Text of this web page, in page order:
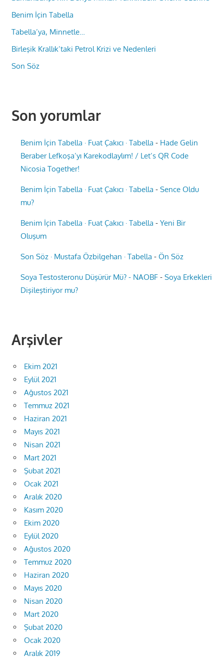
Benim İçin Tabella
Tabella’ya, Minnetle…
Birleşik Krallık’taki Petrol Krizi ve Nedenleri
Son Söz
Son yorumlar
Benim İçin Tabella · Fuat Çakıcı · Tabella - Hade Gelin
Beraber Lefkoşa’yı Karekodlaylım! / Let’s QR Code
Nicosia Together!
Benim İçin Tabella · Fuat Çakıcı · Tabella -Sence Oldu
mu?
Benim İçin Tabella · Fuat Çakıcı · Tabella -Yeni Bir
Oluşum
Son Söz · Mustafa Özbilgehan · Tabella -Ön Söz
Soya Testosteronu Düşürür Mü? - NAOBF -Soya Erkekleri
Dişileştiriyor mu?
Arşivler
Ekim 2021
Eylül 2021
Ağustos 2021
Temmuz 2021
Haziran 2021
Mayıs 2021
Nisan 2021
Mart 2021
Şubat 2021
Ocak 2021
Aralık 2020
Kasım 2020
Ekim 2020
Eylül 2020
Ağustos 2020
Temmuz 2020
Haziran 2020
Mayıs 2020
Nisan 2020
Mart 2020
Şubat 2020
Ocak 2020
Aralık 2019